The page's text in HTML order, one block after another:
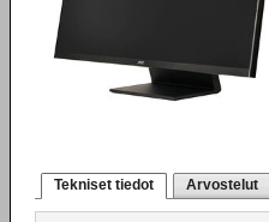
Tekniset tiedot Arvostelut